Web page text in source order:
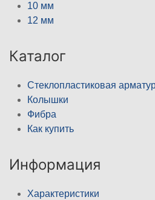
10 мм
12 мм
Каталог
Стеклопластиковая
Колышки
Фибра
Как купить
Информация
Характеристики